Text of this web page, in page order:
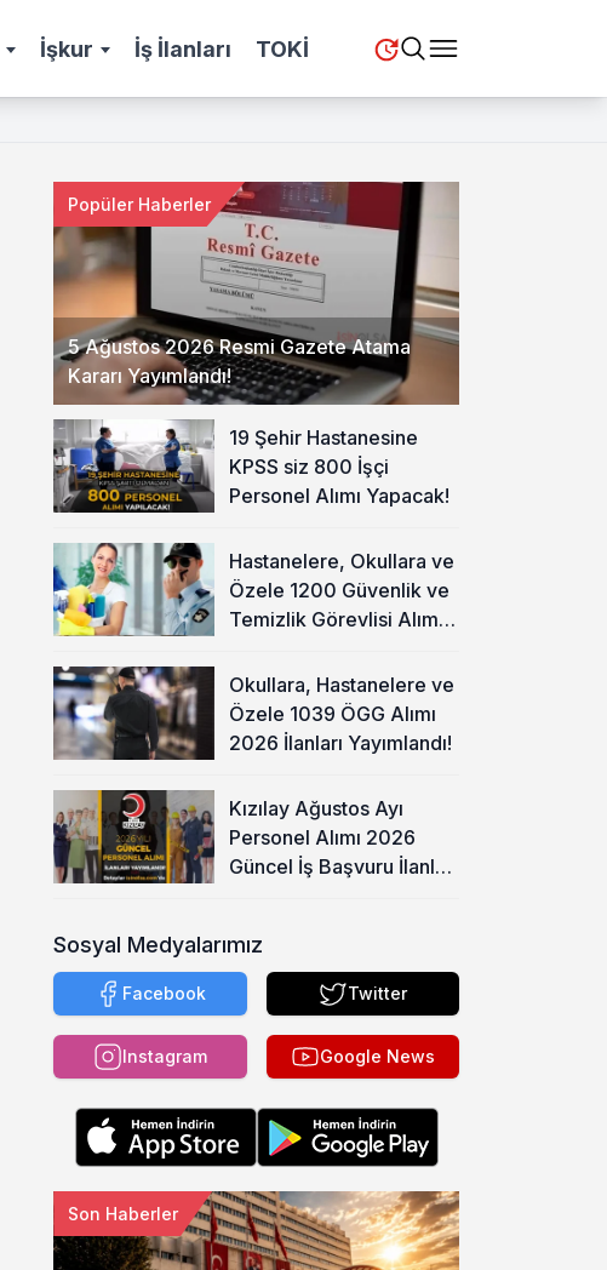
İşkur İş İlanları TOKİ
5 Ağustos 2026 Resmi Gazete Atama
Kararı Yayımlandı!
Popüler Haberler
19 Şehir Hastanesine
KPSS siz 800 İşçi
Personel Alımı Yapacak!
Hastanelere, Okullara ve
Özele 1200 Güvenlik ve
Temizlik Görevlisi Alımı
Okullara, Hastanelere ve
Özele 1039 ÖGG Alımı
2026 İlanları Yayımlandı!
Kızılay Ağustos Ayı
Personel Alımı 2026
Güncel İş Başvuru İlanları
Sosyal Medyalarımız
Facebook Twitter
Instagram Google News
Son Haberler